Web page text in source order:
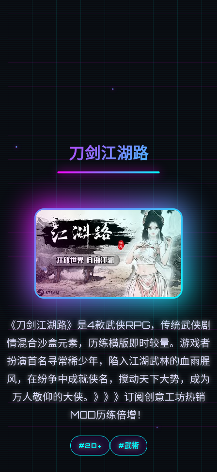
刀剑江湖路
《刀剑江湖路》是4款武侠RPG，传统武侠剧
情混合沙盒元素，历练横版即时较量。游戏者
扮演首名寻常稀少年，陷入江湖武林的血雨腥
风，在纷争中成就侠名，搅动天下大势，成为
万人敬仰的大侠。》》》订阅创意工坊热销
MOD历练倍增！
#2D+ #武術